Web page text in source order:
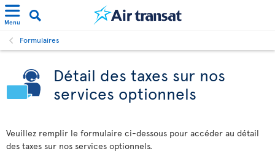
Menu
Formulaires
Détail des taxes sur nos
services optionnels
Veuillez remplir le formulaire ci-dessous pour accéder au détail
des taxes sur nos services optionnels.